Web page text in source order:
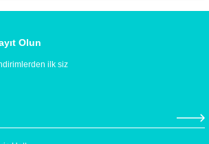
Olun
ilk siz